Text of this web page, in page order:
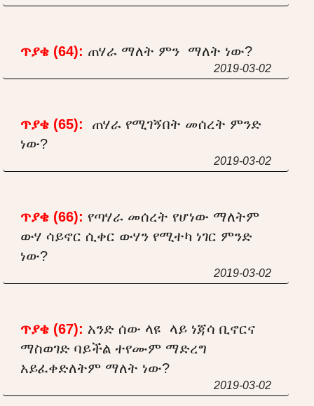
ጥያቄ (64): ጠሃራ ማለት ምን ማለት ነው?
2019-03-02
ጥያቄ (65):
ጠሃራ የሚገኝበት መሰረት ምንድ
ነው?
2019-03-02
ጥያቄ (66): የጣሃራ መሰረት የሆነው ማለትም
ውሃ ሳይኖር ሲቀር ውሃን የሚተካ ነገር ምንድ
ነው?
2019-03-02
ጥያቄ (67): አንድ ሰው ላዩ ላይ ነጃሳ ቢኖርና
ማስወገድ ባይችል ተየሙም ማድረግ
አይፈቀድለትም ማለት ነው?
2019-03-02